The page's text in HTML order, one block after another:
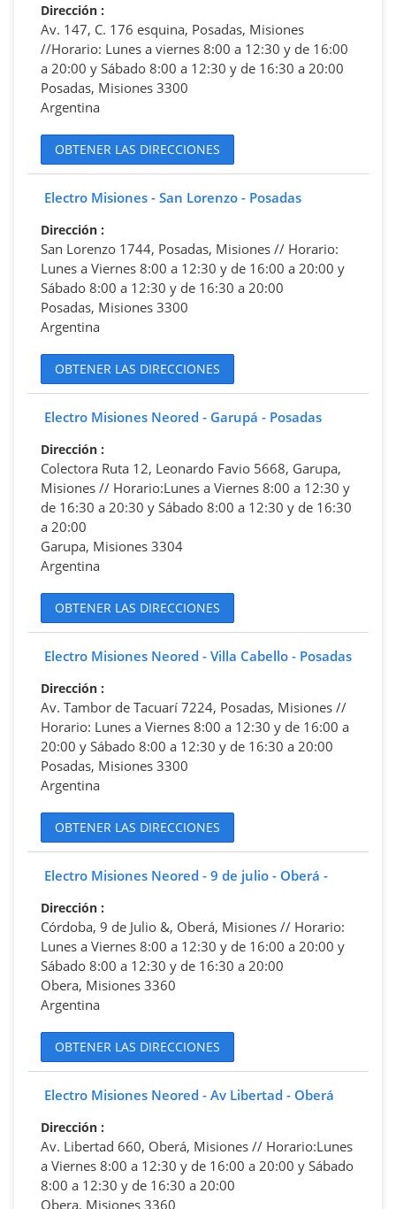
Dirección :
Av. 147, C. 176 esquina, Posadas, Misiones
//Horario: Lunes a viernes 8:00 a 12:30 y de 16:00
a 20:00 y Sábado 8:00 a 12:30 y de 16:30 a 20:00
Posadas, Misiones 3300
Argentina
OBTENER LAS DIRECCIONES
Electro Misiones - San Lorenzo - Posadas
Dirección :
San Lorenzo 1744, Posadas, Misiones // Horario:
Lunes a Viernes 8:00 a 12:30 y de 16:00 a 20:00 y
Sábado 8:00 a 12:30 y de 16:30 a 20:00
Posadas, Misiones 3300
Argentina
OBTENER LAS DIRECCIONES
Electro Misiones Neored - Garupá - Posadas
Dirección :
Colectora Ruta 12, Leonardo Favio 5668, Garupa,
Misiones // Horario:Lunes a Viernes 8:00 a 12:30 y
de 16:30 a 20:30 y Sábado 8:00 a 12:30 y de 16:30
a 20:00
Garupa, Misiones 3304
Argentina
OBTENER LAS DIRECCIONES
Electro Misiones Neored - Villa Cabello - Posadas
Dirección :
Av. Tambor de Tacuarí 7224, Posadas, Misiones //
Horario: Lunes a Viernes 8:00 a 12:30 y de 16:00 a
20:00 y Sábado 8:00 a 12:30 y de 16:30 a 20:00
Posadas, Misiones 3300
Argentina
OBTENER LAS DIRECCIONES
Electro Misiones Neored - 9 de julio - Oberá -
Dirección :
Córdoba, 9 de Julio &, Oberá, Misiones // Horario:
Lunes a Viernes 8:00 a 12:30 y de 16:00 a 20:00 y
Sábado 8:00 a 12:30 y de 16:30 a 20:00
Obera, Misiones 3360
Argentina
OBTENER LAS DIRECCIONES
Electro Misiones Neored - Av Libertad - Oberá
Dirección :
Av. Libertad 660, Oberá, Misiones // Horario:Lunes
a Viernes 8:00 a 12:30 y de 16:00 a 20:00 y Sábado
8:00 a 12:30 y de 16:30 a 20:00
Obera, Misiones 3360